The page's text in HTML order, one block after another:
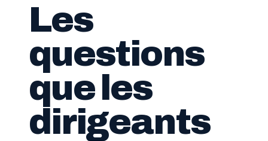
Les
questions
que les
dirigeants